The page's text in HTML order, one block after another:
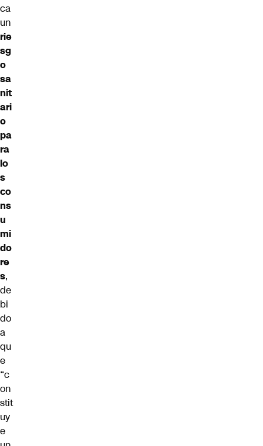
ca
un
rie
sg
o
sa
nit
ari
o
pa
ra
lo
s
co
ns
u
mi
do
re
s,
de
bi
do
a
qu
e
“c
on
stit
uy
e